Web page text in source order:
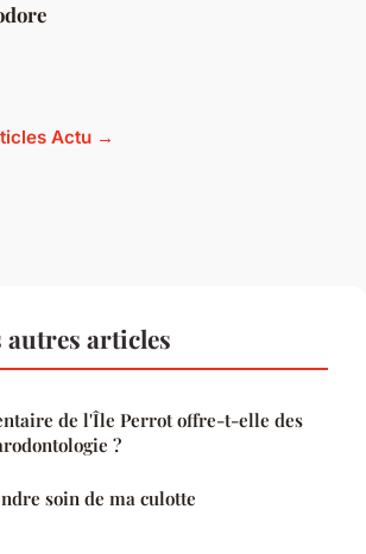
Actu →
articles
de l'Île Perrot offre-t-elle des
?
soin de ma culotte